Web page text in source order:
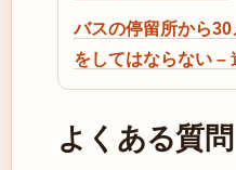
バスの停留所から
をしてはならない –
よくある質問